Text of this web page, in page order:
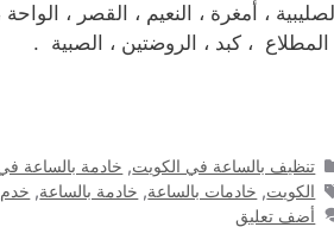
، أمغرة ، النعيم ، القصر ،
المطلاع ، كبد ، الروضتين ، الصبية .
التصنيفات
تنظيف بالساعة في الكويت, خادمة بالساعة
الوسوم
الكويت, خادمات بالساعة, خادمة بالساعة, خدم
أضف تعليق